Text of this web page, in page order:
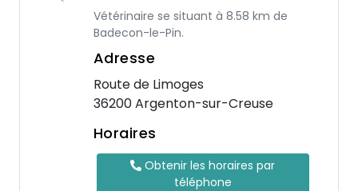
Vétérinaire se situant à 8.58 km de
Badecon-le-Pin.
Adresse
Route de Limoges
36200 Argenton-sur-Creuse
Horaires
Obtenir les horaires par
téléphone